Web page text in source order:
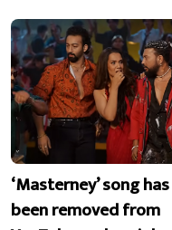
‘Masterney’ song has
been removed from